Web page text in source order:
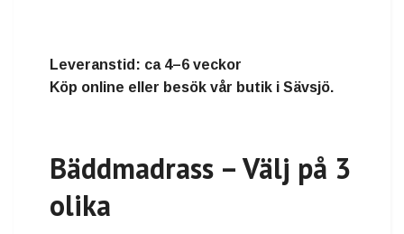
Leveranstid: ca 4–6 veckor
Köp online eller besök vår butik i Sävsjö.
Bäddmadrass – Välj på 3
olika